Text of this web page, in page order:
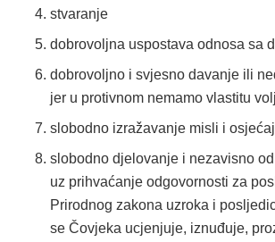
stvaranje
dobrovoljna uspostava odnosa sa
dobrovoljno i svjesno davanje ili
jer u protivnom nemamo vlastitu
slobodno izražavanje misli i
slobodno djelovanje i nezavisno
uz prihvaćanje odgovornosti za
Prirodnog zakona uzroka i
se Čovjeka ucjenjuje, iznuđuje,